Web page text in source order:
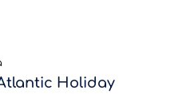
Holiday